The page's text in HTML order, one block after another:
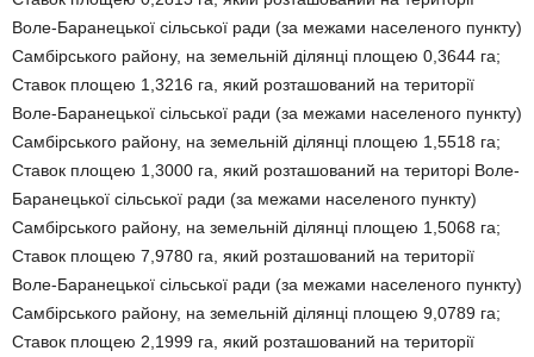
Воле-Баранецької сільської ради (за межами населеного пункту)
Самбірського району, на земельній ділянці площею 0,3644 га;
Ставок площею 1,3216 га, який розташований на території
Воле-Баранецької сільської ради (за межами населеного пункту)
Самбірського району, на земельній ділянці площею 1,5518 га;
Ставок площею 1,3000 га, який розташований на територі Воле-
Баранецької сільської ради (за межами населеного пункту)
Самбірського району, на земельній ділянці площею 1,5068 га;
Ставок площею 7,9780 га, який розташований на території
Воле-Баранецької сільської ради (за межами населеного пункту)
Самбірського району, на земельній ділянці площею 9,0789 га;
Ставок площею 2,1999 га, який розташований на території